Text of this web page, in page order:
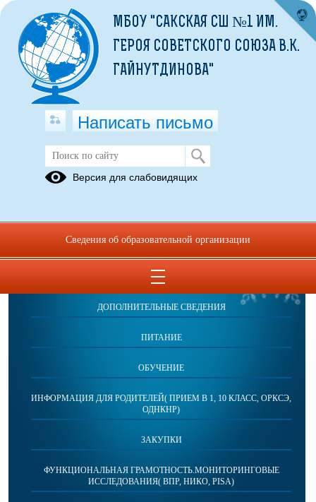
ОБРАЩЕНИЯ ГРАЖДАН
ПРОТИВОДЕЙСТВИЕ КОРРУПЦИИ
ДОПОЛНИТЕЛЬНЫЕ СВЕДЕНИЯ
ПИТАНИЕ
ОБУЧЕНИЕ
ИНФОРМАЦИЯ ДЛЯ РОДИТЕЛЕЙ( ПРИЕМ В 1, 10 КЛАСС, ОРКСЭ,
ОДНКНР)
ЗАКУПКИ
ФУНКЦИОНАЛЬНАЯ ГРАМОТНОСТЬ.МОНИТОРИНГОВЫЕ
ИССЛЕДОВАНИЯ( ВПР, НИКО, PISA)
МБОУ "САКСКАЯ СШ №1 ИМ.
ГЕРОЯ СОВЕТСКОГО СОЮЗА В.К.
ГАЙНУТДИНОВА"
Написать письмо
Версия для слабовидящих
Сведения об образовательной организации